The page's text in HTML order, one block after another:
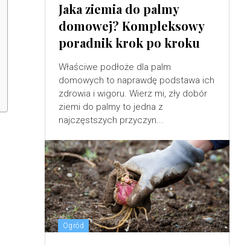
Jaka ziemia do palmy
domowej? Kompleksowy
poradnik krok po kroku
Właściwe podłoże dla palm
domowych to naprawdę podstawa ich
zdrowia i wigoru. Wierz mi, zły dobór
ziemi do palmy to jedna z
najczęstszych przyczyn...
Ogród